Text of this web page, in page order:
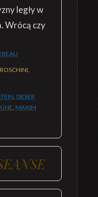
legły w
Wrócą czy
, DIDIER
, MAXIM